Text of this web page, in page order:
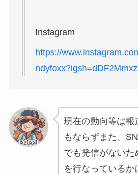
Instagram
https://
現在の動向等は報
もならずまた、
でも発信がないた
を行なっているか